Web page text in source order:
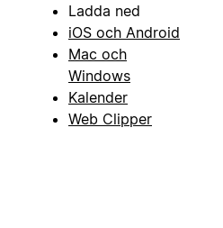
Ladda ned
iOS och Android
Mac och
Windows
Kalender
Web Clipper